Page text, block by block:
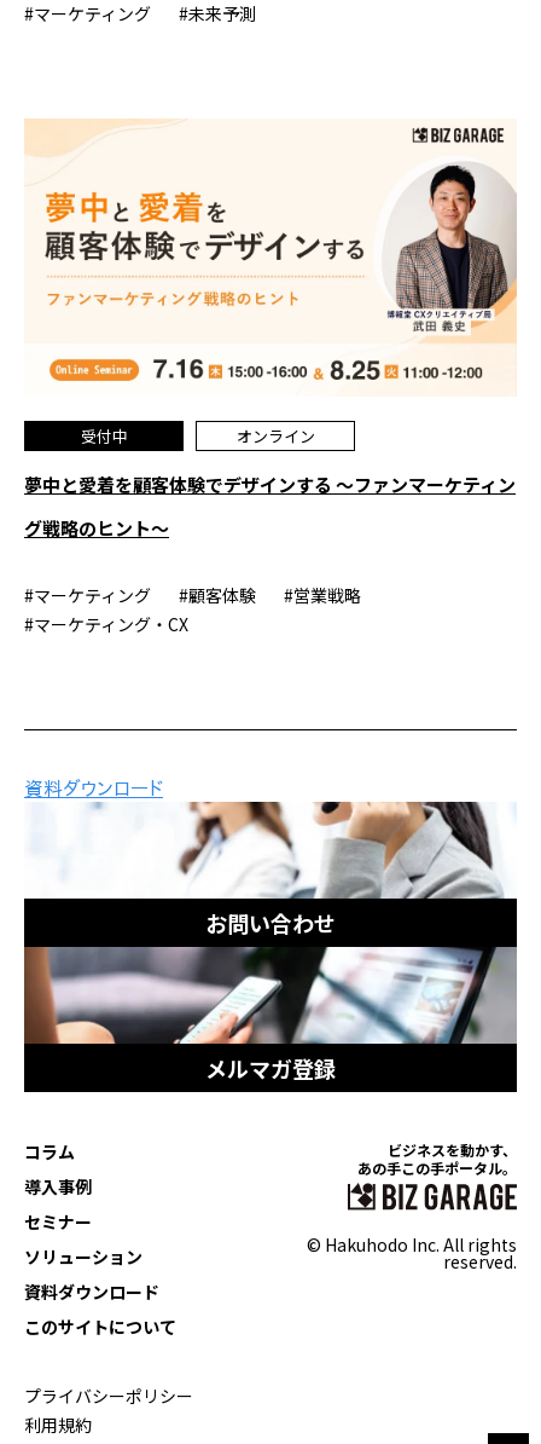
#マーケティング #未来予測
受付中 オンライン
夢中と愛着を顧客体験でデザインする ～ファンマーケティン
グ戦略のヒント～
#マーケティング #顧客体験
#営業戦略
#マーケティング・CX
お問い合わせ
メルマガ登録
ビジネスを動かす、
あの手この手ポータル。
© Hakuhodo Inc. All rights
reserved.
コラム
導入事例
セミナー
ソリューション
資料ダウンロード
このサイトについて
プライバシーポリシー
利用規約